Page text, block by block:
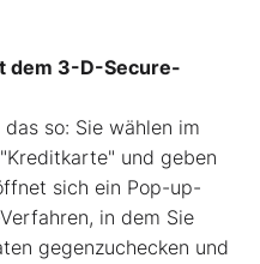
dem 3-D-Secure-
so: Sie wählen im
und geben
sich ein Pop-up-
in dem Sie
gegenzuchecken und